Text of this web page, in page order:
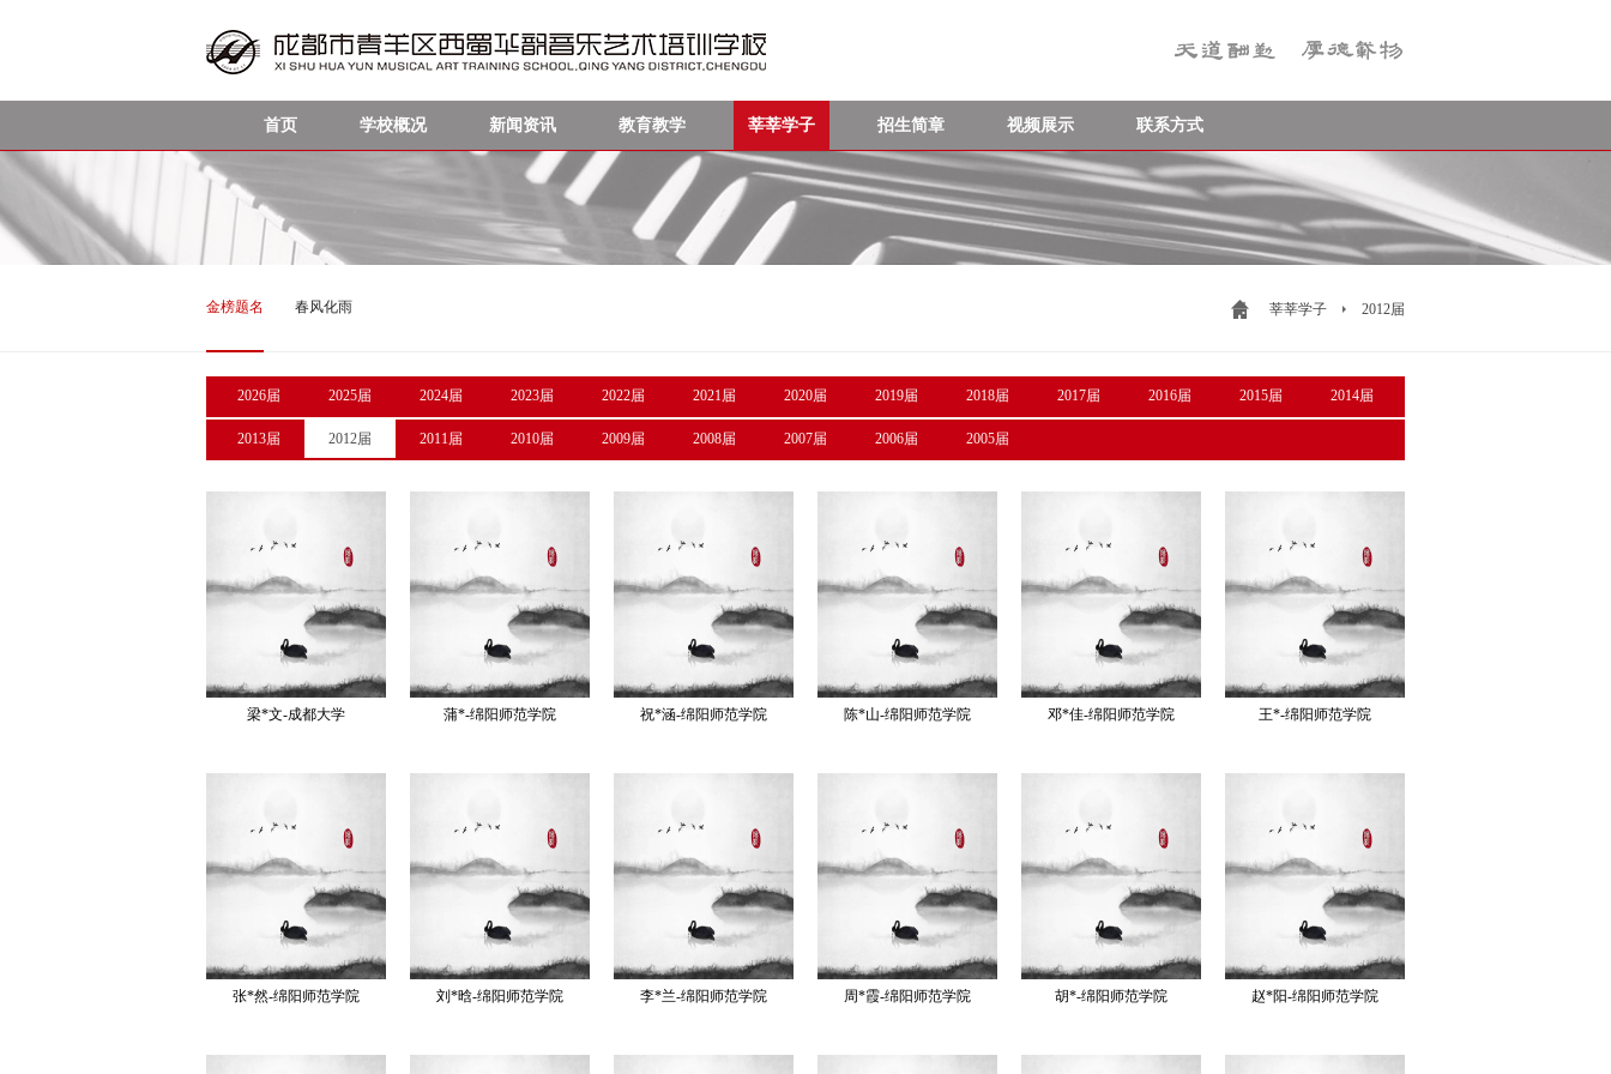
首页 学校概况 新闻资讯 教育教学 莘莘学子 招生简章 视频展示 联系方式
金榜题名 春风化雨 莘莘学子 2012届
2026届 2025届 2024届 2023届 2022届 2021届 2020届 2019届 2018届 2017届 2016届 2015届 2014届
2013届 2012届 2011届 2010届 2009届 2008届 2007届 2006届 2005届
梁*文-成都大学 蒲*-绵阳师范学院 祝*涵-绵阳师范学院 陈*山-绵阳师范学院 邓*佳-绵阳师范学院 王*-绵阳师范学院
张*然-绵阳师范学院 刘*晗-绵阳师范学院 李*兰-绵阳师范学院 周*霞-绵阳师范学院 胡*-绵阳师范学院 赵*阳-绵阳师范学院